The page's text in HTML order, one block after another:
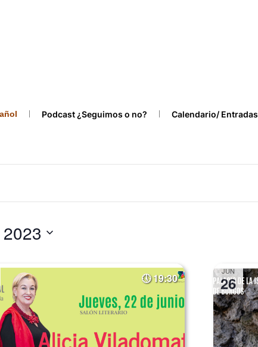
Podcast ¿Seguimos o no? Calendario/ Entradas
19:30
JUN
26